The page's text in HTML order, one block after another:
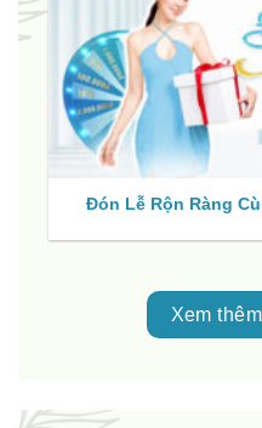
Đón Lễ Rộn Ràng
Xem